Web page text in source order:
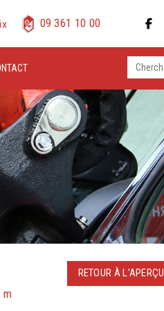
09 361 10 00
m
RETOUR À L'APERÇU